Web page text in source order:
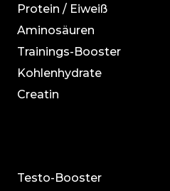
Protein / Eiweiß
Aminosäuren
Trainings-Booster
Kohlenhydrate
Creatin
Testo-Booster